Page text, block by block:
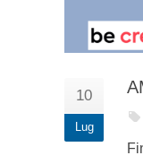
10
Lug